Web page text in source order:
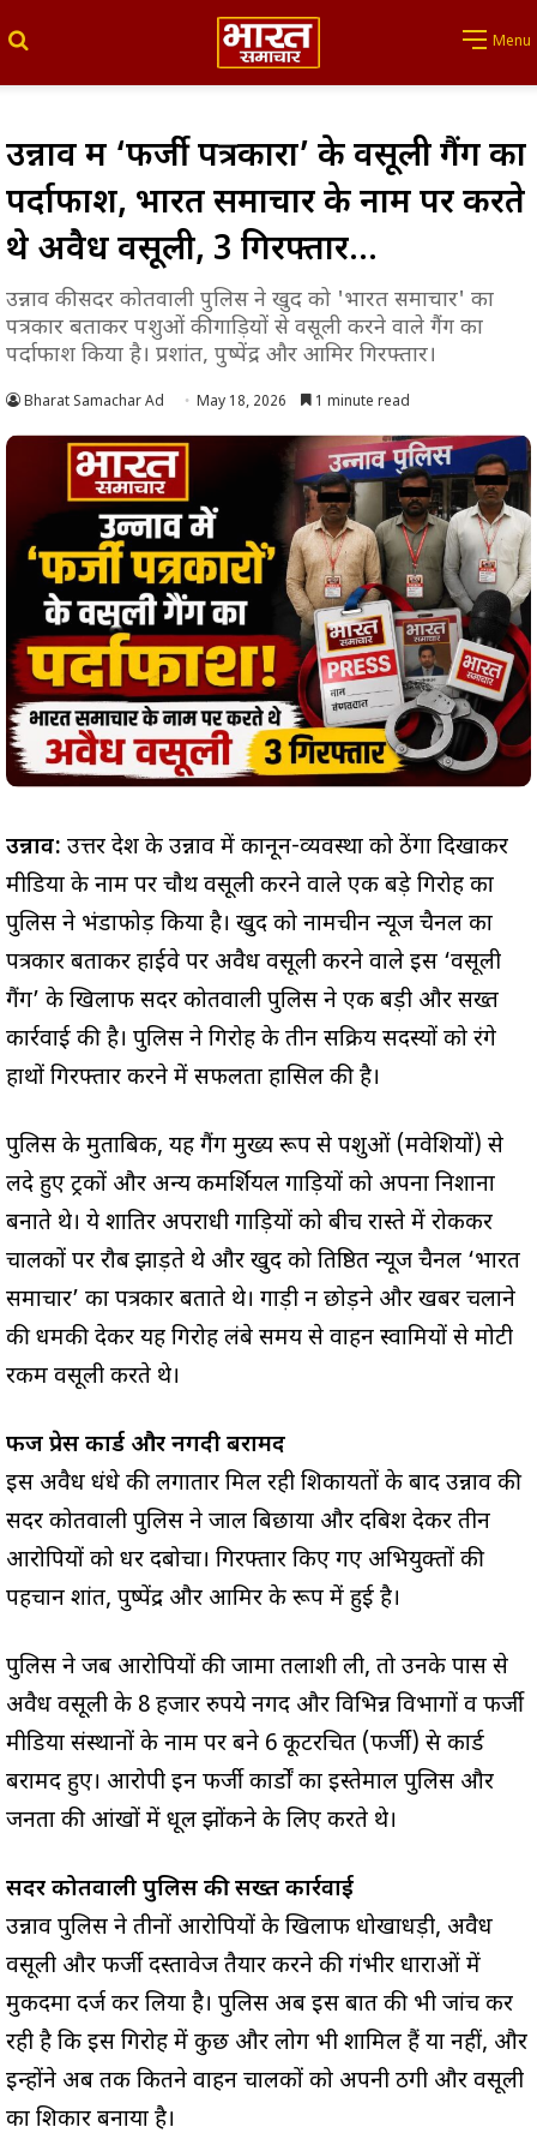
Menu
उन्नाव में ‘फर्जी पत्रकारों’ के वसूली गैंग का
पर्दाफाश, भारत समाचार के नाम पर करते
थे अवैध वसूली, 3 गिरफ्तार…
उन्नाव की सदर कोतवाली पुलिस ने खुद को 'भारत समाचार' का
पत्रकार बताकर पशुओं की गाड़ियों से वसूली करने वाले गैंग का
पर्दाफाश किया है। प्रशांत, पुष्पेंद्र और आमिर गिरफ्तार।
Bharat Samachar Ad May 18, 2026 1 minute read
उन्नाव: उत्तर प्रदेश के उन्नाव में कानून-व्यवस्था को ठेंगा दिखाकर
मीडिया के नाम पर चौथ वसूली करने वाले एक बड़े गिरोह का
पुलिस ने भंडाफोड़ किया है। खुद को नामचीन न्यूज चैनल का
पत्रकार बताकर हाईवे पर अवैध वसूली करने वाले इस ‘वसूली
गैंग’ के खिलाफ सदर कोतवाली पुलिस ने एक बड़ी और सख्त
कार्रवाई की है। पुलिस ने गिरोह के तीन सक्रिय सदस्यों को रंगे
हाथों गिरफ्तार करने में सफलता हासिल की है।
पुलिस के मुताबिक, यह गैंग मुख्य रूप से पशुओं (मवेशियों) से
लदे हुए ट्रकों और अन्य कमर्शियल गाड़ियों को अपना निशाना
बनाते थे। ये शातिर अपराधी गाड़ियों को बीच रास्ते में रोककर
चालकों पर रौब झाड़ते थे और खुद को प्रतिष्ठित न्यूज चैनल ‘भारत
समाचार’ का पत्रकार बताते थे। गाड़ी न छोड़ने और खबर चलाने
की धमकी देकर यह गिरोह लंबे समय से वाहन स्वामियों से मोटी
रकम वसूली करते थे।
फर्जी प्रेस कार्ड और नगदी बरामद
इस अवैध धंधे की लगातार मिल रही शिकायतों के बाद उन्नाव की
सदर कोतवाली पुलिस ने जाल बिछाया और दबिश देकर तीन
आरोपियों को धर दबोचा। गिरफ्तार किए गए अभियुक्तों की
पहचान प्रशांत, पुष्पेंद्र और आमिर के रूप में हुई है।
पुलिस ने जब आरोपियों की जामा तलाशी ली, तो उनके पास से
अवैध वसूली के 8 हजार रुपये नगद और विभिन्न विभागों व फर्जी
मीडिया संस्थानों के नाम पर बने 6 कूटरचित (फर्जी) प्रेस कार्ड
बरामद हुए। आरोपी इन फर्जी कार्डों का इस्तेमाल पुलिस और
जनता की आंखों में धूल झोंकने के लिए करते थे।
सदर कोतवाली पुलिस की सख्त कार्रवाई
उन्नाव पुलिस ने तीनों आरोपियों के खिलाफ धोखाधड़ी, अवैध
वसूली और फर्जी दस्तावेज तैयार करने की गंभीर धाराओं में
मुकदमा दर्ज कर लिया है। पुलिस अब इस बात की भी जांच कर
रही है कि इस गिरोह में कुछ और लोग भी शामिल हैं या नहीं, और
इन्होंने अब तक कितने वाहन चालकों को अपनी ठगी और वसूली
का शिकार बनाया है।